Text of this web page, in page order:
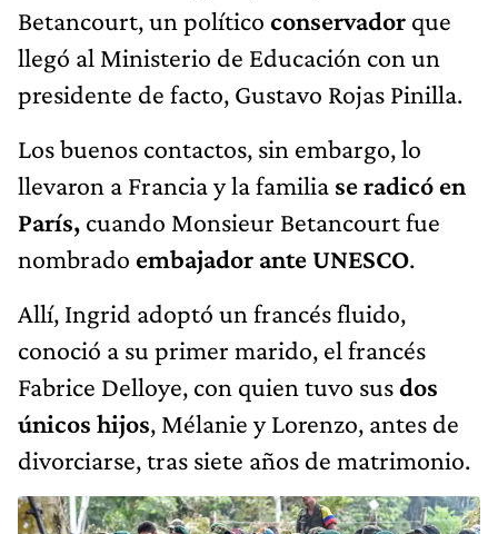
Betancourt, un político conservador que
llegó al Ministerio de Educación con un
presidente de facto, Gustavo Rojas Pinilla.
Los buenos contactos, sin embargo, lo
llevaron a Francia y la familia se radicó en
París, cuando Monsieur Betancourt fue
nombrado embajador ante UNESCO.
Allí, Ingrid adoptó un francés fluido,
conoció a su primer marido, el francés
Fabrice Delloye, con quien tuvo susdos
únicos hijos, Mélanie y Lorenzo, antes de
divorciarse, tras siete años de matrimonio.